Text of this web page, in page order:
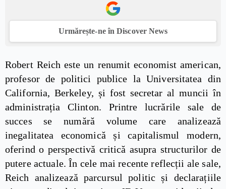
Urmărește-ne în Discover News
Robert Reich este un renumit economist american,
profesor de politici publice la Universitatea din
California, Berkeley, și fost secretar al muncii în
administrația Clinton. Printre lucrările sale de
succes se numără volume care analizează
inegalitatea economică și capitalismul modern,
oferind o perspectivă critică asupra structurilor de
putere actuale. În cele mai recente reflecții ale sale,
Reich analizează parcursul politic și declarațiile